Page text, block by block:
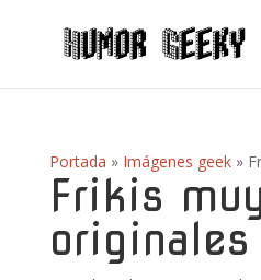
Portada » Imágenes geek»
Frikis
originales